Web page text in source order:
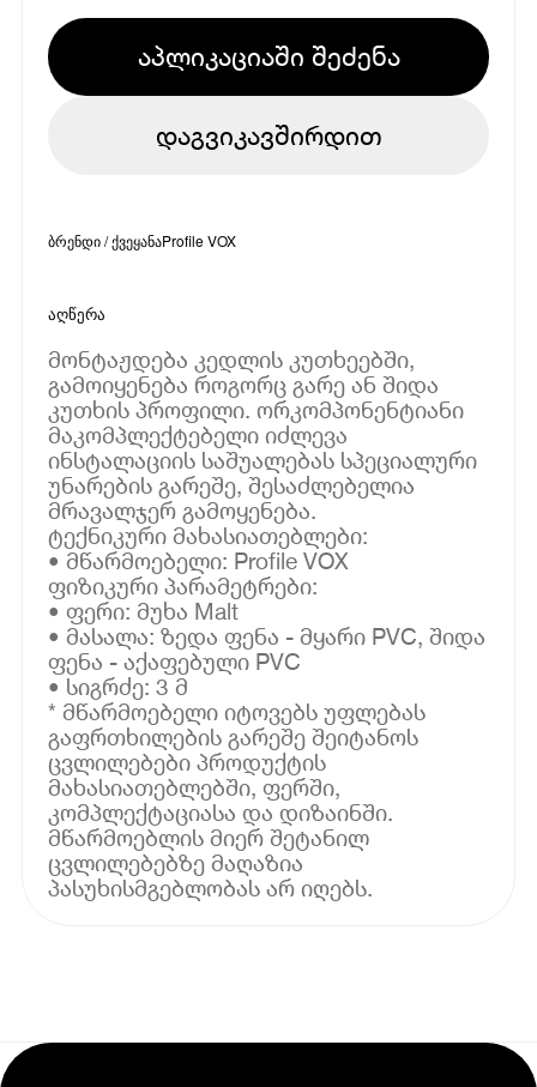
აპლიკაციაში შეძენა
დაგვიკავშირდით
ბრენდი / ქვეყანაProfile VOX
აღწერა
მონტაჟდება კედლის კუთხეებში,
გამოიყენება როგორც გარე ან შიდა
კუთხის პროფილი. ორკომპონენტიანი
მაკომპლექტებელი იძლევა
ინსტალაციის საშუალებას სპეციალური
უნარების გარეშე, შესაძლებელია
მრავალჯერ გამოყენება.
ტექნიკური მახასიათებლები:
• მწარმოებელი: Profile VOX
ფიზიკური პარამეტრები:
• ფერი: მუხა Malt
• მასალა: ზედა ფენა - მყარი PVC, შიდა
ფენა - აქაფებული PVC
• სიგრძე: 3 მ
* მწარმოებელი იტოვებს უფლებას
გაფრთხილების გარეშე შეიტანოს
ცვლილებები პროდუქტის
მახასიათებლებში, ფერში,
კომპლექტაციასა და დიზაინში.
მწარმოებლის მიერ შეტანილ
ცვლილებებზე მაღაზია
პასუხისმგებლობას არ იღებს.